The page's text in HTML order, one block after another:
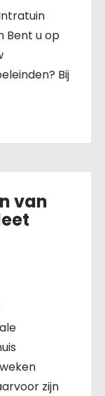
Bent u op
Bij
van
zijn